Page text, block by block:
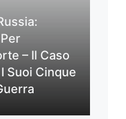
– Il Caso
Suoi Cinque